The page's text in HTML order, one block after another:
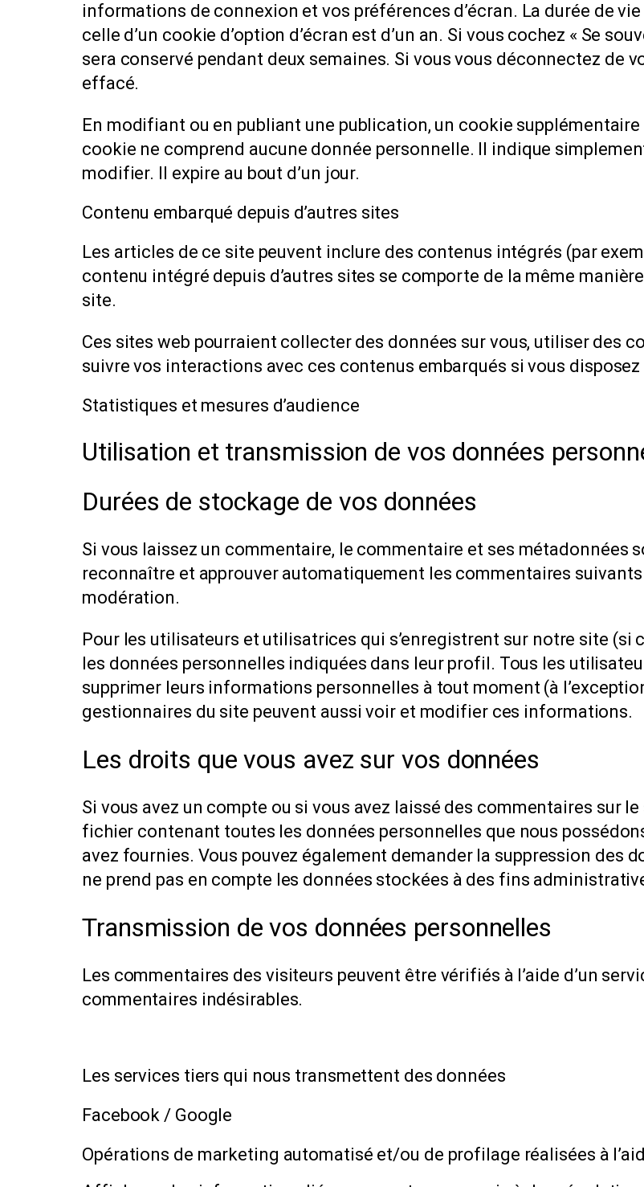
informations de connexion et vos préférences d’écran. La durée de
celle d’un cookie d’option d’écran est d’un an. Si vous cochez « Se
sera conservé pendant deux semaines. Si vous vous déconnectez de
effacé.
En modifiant ou en publiant une publication, un cookie
cookie ne comprend aucune donnée personnelle. Il indique
modifier. Il expire au bout d’un jour.
Contenu embarqué depuis d’autres sites
Les articles de ce site peuvent inclure des contenus intégrés (par
contenu intégré depuis d’autres sites se comporte de la même
site.
Ces sites web pourraient collecter des données sur vous, utiliser des
suivre vos interactions avec ces contenus embarqués si vous
Statistiques et mesures d’audience
Utilisation et transmission de vos données
Durées de stockage de vos données
Si vous laissez un commentaire, le commentaire et ses métadonnées
reconnaître et approuver automatiquement les commentaires
modération.
Pour les utilisateurs et utilisatrices qui s’enregistrent sur notre site (si
les données personnelles indiquées dans leur profil. Tous les
supprimer leurs informations personnelles à tout moment (à
gestionnaires du site peuvent aussi voir et modifier ces informations.
Les droits que vous avez sur vos données
Si vous avez un compte ou si vous avez laissé des commentaires sur
fichier contenant toutes les données personnelles que nous
avez fournies. Vous pouvez également demander la suppression des
ne prend pas en compte les données stockées à des fins
Transmission de vos données personnelles
Les commentaires des visiteurs peuvent être vérifiés à l’aide d’un
commentaires indésirables.
Les services tiers qui nous transmettent des données
Facebook / Google
Opérations de marketing automatisé et/ou de profilage réalisées à